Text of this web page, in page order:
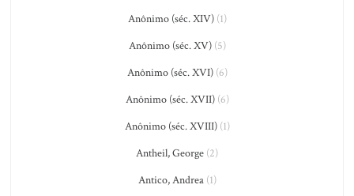
Anônimo (séc. XIV)(1)
Anônimo (séc. XV)(5)
Anônimo (séc. XVI)(6)
Anônimo (séc. XVII)(6)
Anônimo (séc. XVIII)(1)
Antheil, George (2)
Antico, Andrea(1)